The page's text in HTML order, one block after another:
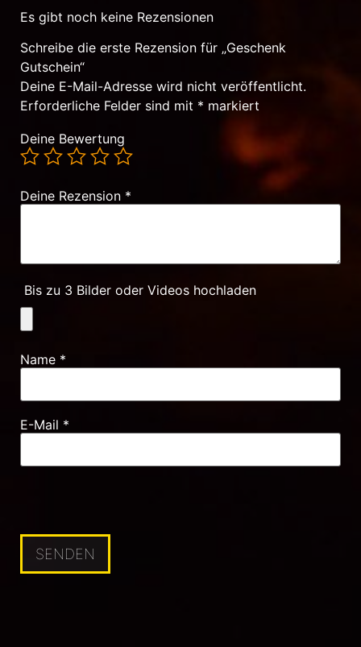
Es gibt noch keine Rezensionen
Schreibe die erste Rezension für „Geschenk
Gutschein“
Deine E-Mail-Adresse wird nicht veröffentlicht.
Erforderliche Felder sind mit * markiert
Deine Bewertung
Deine Rezension *
Bis zu 3 Bilder oder Videos hochladen
Name *
E-Mail *